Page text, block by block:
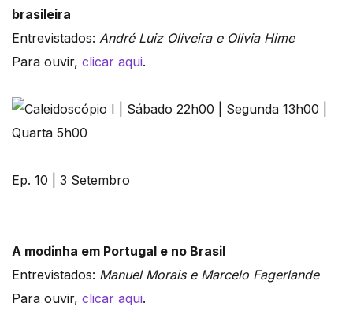
brasileira
Entrevistados: André Luiz Oliveira e Olivia Hime
Para ouvir, clicar aqui.
Ep. 10 | 3 Setembro
A modinha em Portugal e no Brasil
Entrevistados: Manuel Morais e Marcelo Fagerlande
Para ouvir, clicar aqui.